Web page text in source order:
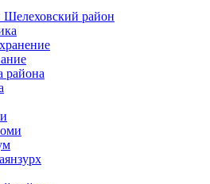
район
района